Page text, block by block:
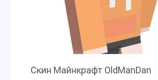
Скин Майнкрафт OldManDan